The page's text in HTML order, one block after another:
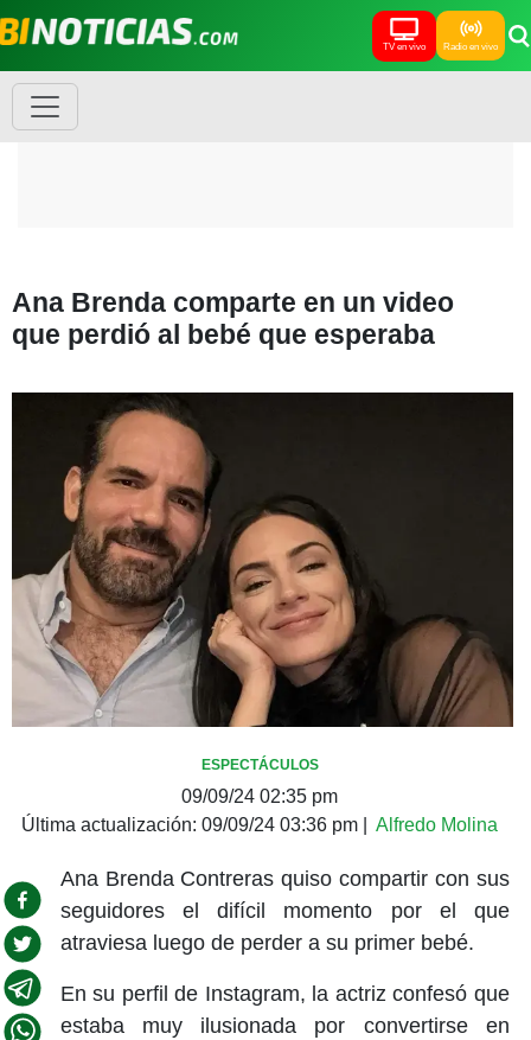
TV en vivo Radio en vivo
Ana Brenda comparte en un video
que perdió al bebé que esperaba
ESPECTÁCULOS
09/09/24 02:35 pm
Última actualización: 09/09/24 03:36 pm Alfredo Molina
Ana Brenda Contreras quiso compartir con sus
seguidores el difícil momento por el que
atraviesa luego de perder a su primer bebé.
En su perfil de Instagram, la actriz confesó que
estaba muy ilusionada por convertirse en